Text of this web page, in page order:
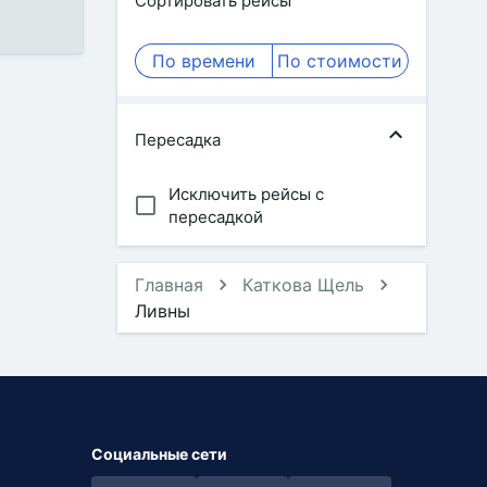
По времени По стоимости
Пересадка
Исключить рейсы с
пересадкой
Главная
Каткова Щель
Ливны
Социальные сети